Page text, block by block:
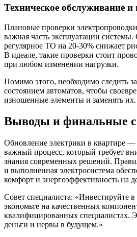
Техническое обслуживание и
Плановые проверки
важная часть эксплуатации системы.
регулярное ТО на 20-30% снижает
В идеале, такие проверки стоит
при любом изменении нагрузки.
Помимо этого, необходимо следить
состоянием автоматов, чтобы
изношенные элементы и заменять их.
Выводы и финальные
Обновление электрики в квартире —
важный процесс, который требует
знания современных решений.
и выполненная электросистема
комфорт и энергоэффективность на
Совет специалиста: «Инвестируйте
экономьте на качественных
квалифицированных специалистах.
деньги и нервы в будущем.»